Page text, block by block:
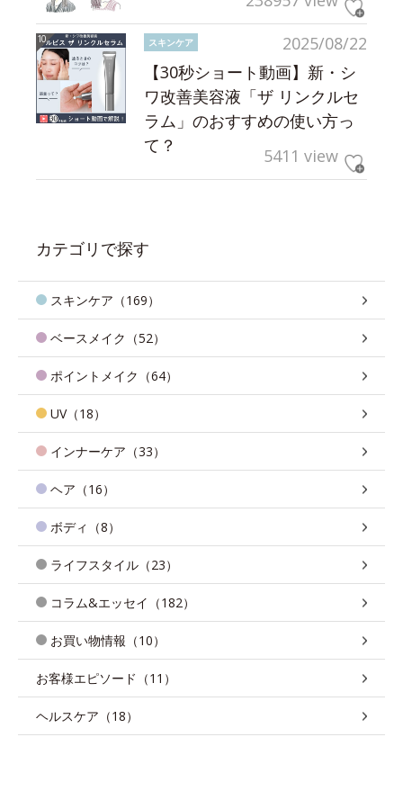
2025/08/22
スキンケア
【30秒ショート動画】新・シ
ワ改善美容液「ザ リンクルセ
ラム」のおすすめの使い方っ
て？
5411 view
カテゴリで探す
スキンケア（169）
ベースメイク（52）
ポイントメイク（64）
UV（18）
インナーケア（33）
ヘア（16）
ボディ（8）
ライフスタイル（23）
コラム&エッセイ（182）
お買い物情報（10）
お客様エピソード（11）
ヘルスケア（18）